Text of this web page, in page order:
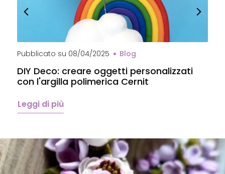
Pubblicato su 08/04/2025 Blog
DIY Deco: creare oggetti personalizzati
con l'argilla polimerica Cernit
Leggi di più